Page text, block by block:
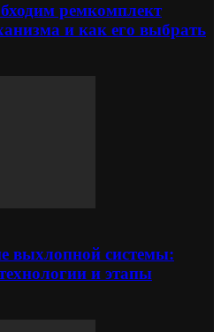
ремкомплект
и как его выбрать
выхлопной системы:
и этапы